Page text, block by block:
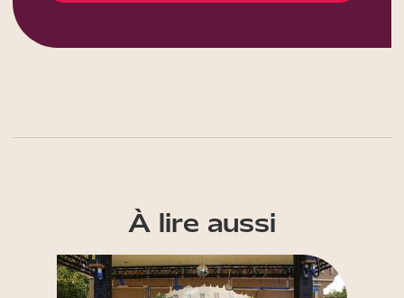
À lire aussi